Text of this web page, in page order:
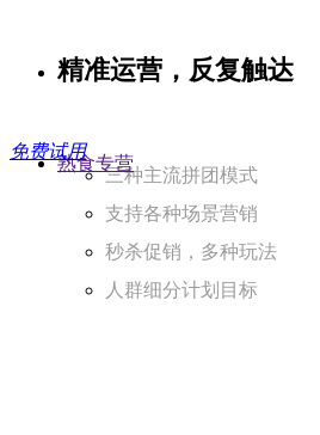
精准运营，反复触达
三种主流拼团模式
支持各种场景营销
秒杀促销，多种玩法
人群细分计划目标
熟食专营
免费试用